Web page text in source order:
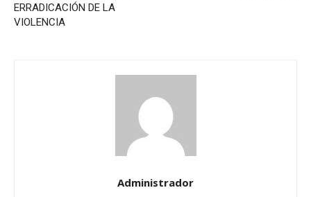
ERRADICACIÓN DE LA
VIOLENCIA
Administrador